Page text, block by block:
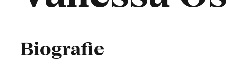
Biografie